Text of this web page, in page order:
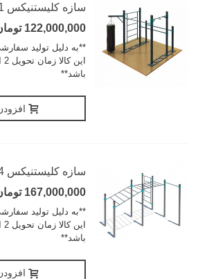
سازه کلیستنیکس PSD-ICSW-11
122,000,000 تومان
**به دلیل تولید
باشد**
سازه کلیستنیکس PSD-OKCSW-04
167,000,000 تومان
**به دلیل تولید
باشد**